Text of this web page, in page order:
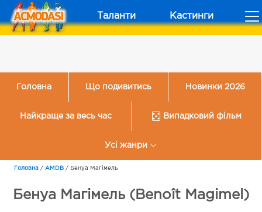
Таланти Кастинги
Головна Що подивитись Новинки 2026
Найкраще за весь час Випадковий фільм
Усі жанри
Головна / AMDB / Бенуа Магімель
Бенуа Магімель (Benoît Magimel)